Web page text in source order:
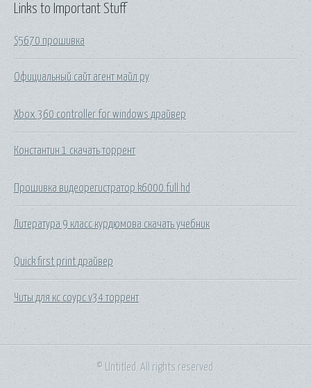
Links to Important Stuff
S5670 прошивка
Официальный сайт агент майл ру
Xbox 360 controller for windows драйвер
Константин 1 скачать торрент
Прошивка видеорегистратор k6000 full hd
Литература 9 класс курдюмова скачать учебник
Quick first print драйвер
Читы для кс соурс v34 торрент
© Untitled. All rights reserved.